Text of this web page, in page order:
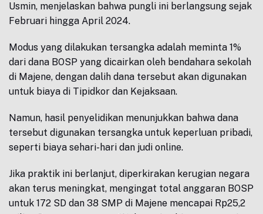
Usmin, menjelaskan bahwa pungli ini berlangsung sejak
Februari hingga April 2024.
Modus yang dilakukan tersangka adalah meminta 1%
dari dana BOSP yang dicairkan oleh bendahara sekolah
di Majene, dengan dalih dana tersebut akan digunakan
untuk biaya di Tipidkor dan Kejaksaan.
Namun, hasil penyelidikan menunjukkan bahwa dana
tersebut digunakan tersangka untuk keperluan pribadi,
seperti biaya sehari-hari dan judi online.
Jika praktik ini berlanjut, diperkirakan kerugian negara
akan terus meningkat, mengingat total anggaran BOSP
untuk 172 SD dan 38 SMP di Majene mencapai Rp25,2